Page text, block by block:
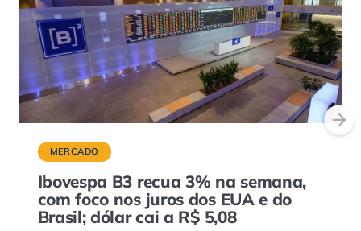
MERCADO
Ibovespa B3 recua 3% na semana,
com foco nos juros dos EUA e do
Brasil; dólar cai a R$ 5,08